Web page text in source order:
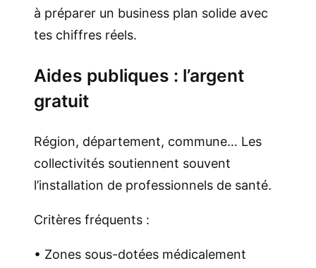
à préparer un business plan solide avec
tes chiffres réels.
Aides publiques : l’argent
gratuit
Région, département, commune… Les
collectivités soutiennent souvent
l’installation de professionnels de santé.
Critères fréquents :
• Zones sous-dotées médicalement